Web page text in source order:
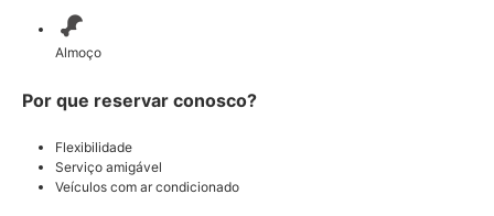
Almoço
Por que reservar conosco?
Flexibilidade
Serviço amigável
Veículos com ar condicionado